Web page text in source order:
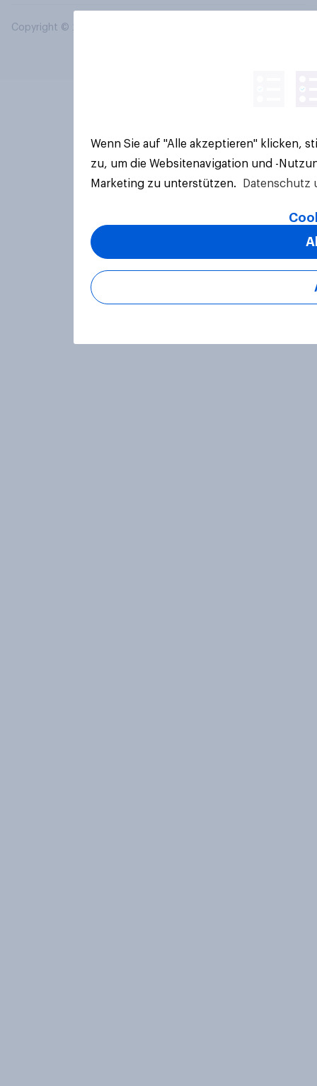
Copyright © 2026 YouGov PLC. Alle Rechte vorbehalten.
Wenn Sie auf "Alle akzeptieren" klicken,
zu, um die Websitenavigation und -
Marketing zu unterstützen.
Datenschutz